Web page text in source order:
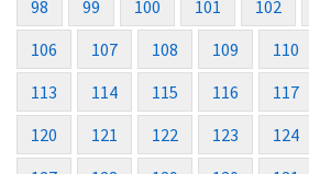
98
99 100 101 102
106
107 108 109 110
113
114 115 116 117
120
121 122 123 124